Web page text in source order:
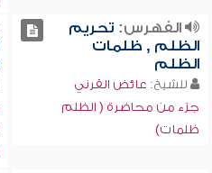
الفهرس: تحريم
الظلم , ظلمات
الظلم
للشيخ: عائض القرني
جزء من محاضرة ( الظلم
ظلمات)